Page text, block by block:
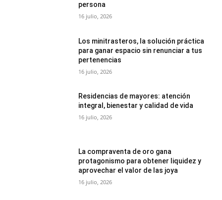
persona
16 julio, 2026
Los minitrasteros, la solución práctica
para ganar espacio sin renunciar a tus
pertenencias
16 julio, 2026
Residencias de mayores: atención
integral, bienestar y calidad de vida
16 julio, 2026
La compraventa de oro gana
protagonismo para obtener liquidez y
aprovechar el valor de las joya
16 julio, 2026